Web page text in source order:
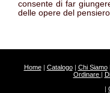
consente di far
delle opere del
Home| Catalogo| Chi Siamo|
Ordinare |
|